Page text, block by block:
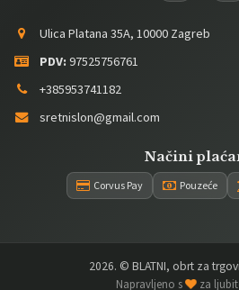
Ulica Platana 35A, 10000 Zagreb
PDV: 97525756761
+385953741182
sretnislon@gmail.com
Načini
Corvus Pay Pouzeće
2026. © BLATNI, obrt za
Napravljeno s za